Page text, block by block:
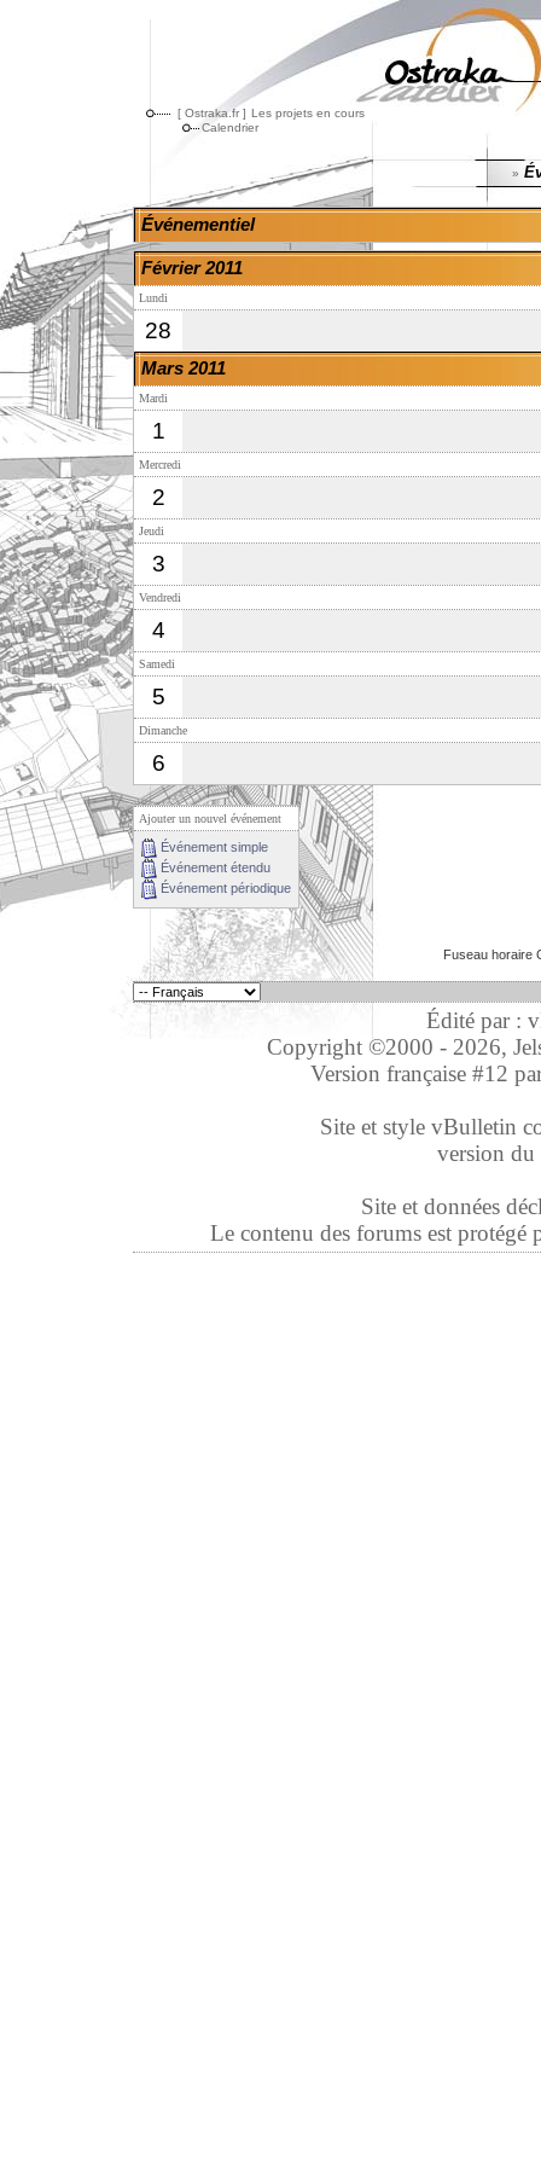
[ Ostraka.fr ] Les projets en cours
Calendrier
»
Événementiel
Février 2011
Lundi
28
Mars 2011
Mardi
1
Mercredi
2
Jeudi
3
Vendredi
4
Samedi
5
Dimanche
6
Ajouter un nouvel événement
Événement simple
Événement étendu
Événement périodique
Fuseau horaire
Édité par :
Copyright ©2000 - 2026,
Version française #12
Site et style vBulletin
version
Site et données
Le contenu des forums est protégé